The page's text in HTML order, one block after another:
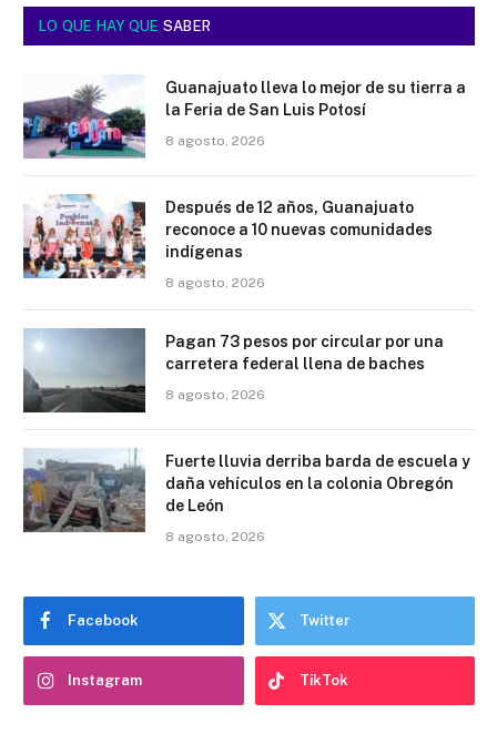
LO QUE HAY QUE SABER
Guanajuato lleva lo mejor de su tierra a
la Feria de San Luis Potosí
8 agosto, 2026
Después de 12 años, Guanajuato
reconoce a 10 nuevas comunidades
indígenas
8 agosto, 2026
Pagan 73 pesos por circular por una
carretera federal llena de baches
8 agosto, 2026
Fuerte lluvia derriba barda de escuela y
daña vehículos en la colonia Obregón
de León
8 agosto, 2026
Facebook Twitter
Instagram TikTok